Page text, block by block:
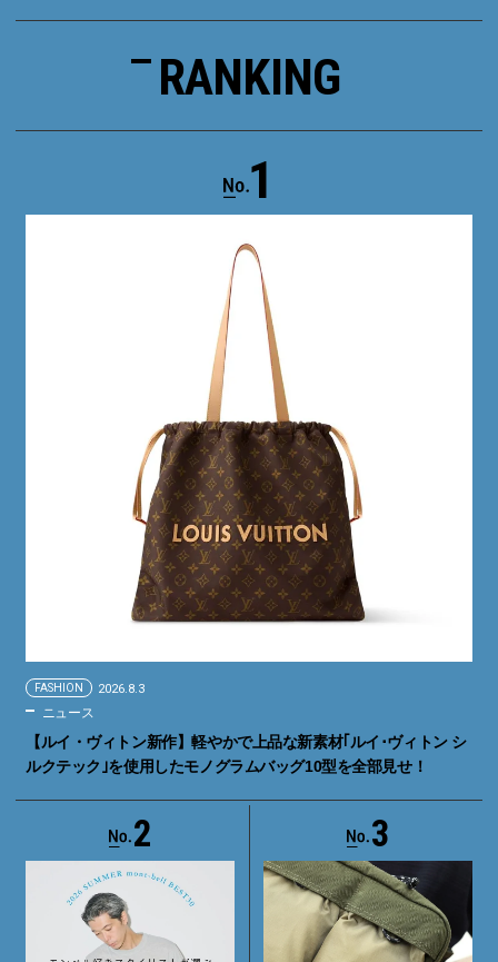
RANKING
1
FASHION 2026.8.3
ニュース
【ルイ・ヴィトン新作】軽やかで上品な新素材｢ルイ･ヴィトン シ
ルクテック｣を使用したモノグラムバッグ10型を全部見せ！
2 3